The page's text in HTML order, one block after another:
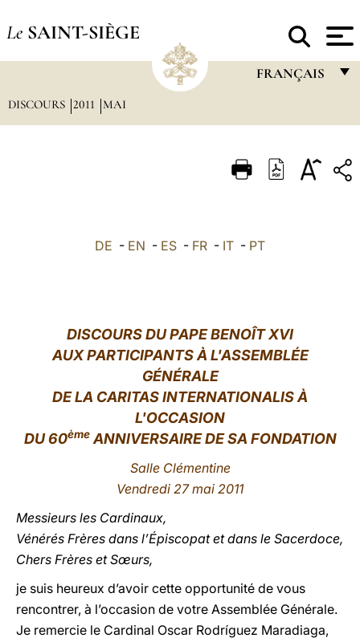
Le SAINT-SIÈGE
FRANÇAIS
ITALIANO
العربيّة
中文
DISCOURS 2011 MAI
DE - EN - ES - FR - IT - PT
DISCOURSDU PAPE BENOÎT XVI
AUX PARTICIPANTS À L'ASSEMBLÉE
GÉNÉRALE
DE LA CARITAS INTERNATIONALIS À
L'OCCASION
DU 60èmeANNIVERSAIRE DE SA FONDATION
Salle Clémentine
Vendredi 27 mai 2011
Messieurs les Cardinaux,
Vénérés Frères dans l’Épiscopat et dans le Sacerdoce,
Chers Frères et Sœurs,
je suis heureux d’avoir cette opportunité de vous
rencontrer, à l’occasion de votre Assemblée Générale.
Je remercie le Cardinal Oscar Rodríguez Maradiaga,